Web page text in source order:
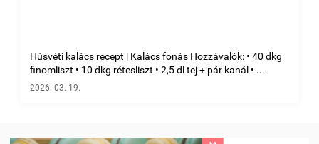
Húsvéti kalács recept | Kalács fonás Hozzávalók: • 40 dkg
finomliszt • 10 dkg rétesliszt • 2,5 dl tej + pár kanál • ...
2026. 03. 19.